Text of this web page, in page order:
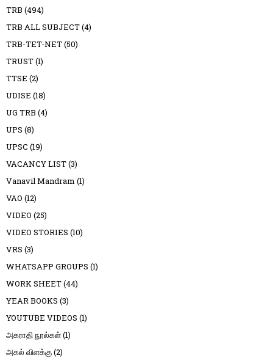
TRB (494)
TRB ALL SUBJECT(4)
TRB-TET-NET(50)
TRUST(1)
TTSE (2)
UDISE (18)
UG TRB (4)
UPS (8)
UPSC (19)
VACANCY LIST(3)
Vanavil Mandram (1)
VAO (12)
VIDEO (25)
VIDEO STORIES (10)
VRS (3)
WHATSAPP GROUPS (1)
WORK SHEET(44)
YEAR BOOKS (3)
YOUTUBE VIDEOS (1)
அகராதி நூல்கள்(1)
அகல் விளக்கு(2)